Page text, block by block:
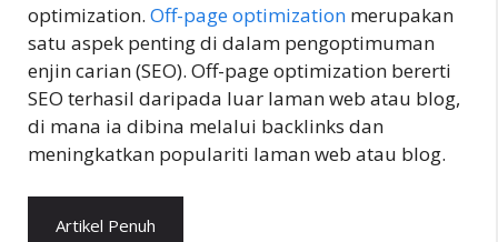
optimization. Off-page optimization merupakan
satu aspek penting di dalam pengoptimuman
enjin carian (SEO). Off-page optimization bererti
SEO terhasil daripada luar laman web atau blog,
di mana ia dibina melalui backlinks dan
meningkatkan populariti laman web atau blog.
Artikel Penuh